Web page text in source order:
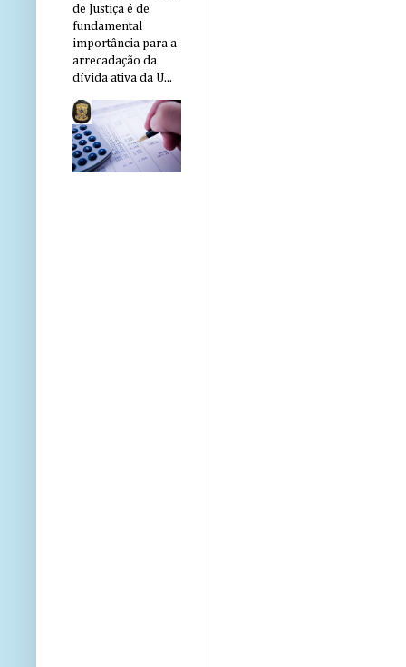
de Justiça é de
fundamental
importância para a
arrecadação da
dívida ativa da U...